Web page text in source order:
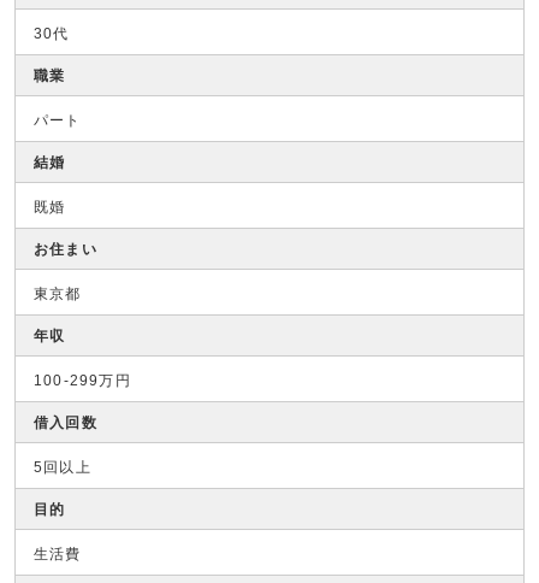
30代
職業
パート
結婚
既婚
お住まい
東京都
年収
100-299万円
借入回数
5回以上
目的
生活費